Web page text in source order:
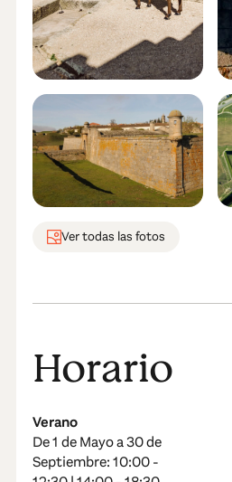
Ver todas las fotos
Horario
Verano
De 1 de Mayo a 30 de
Septiembre: 10:00 -